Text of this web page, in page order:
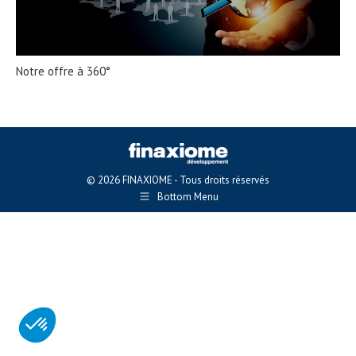
Notre offre à 360°
© 2026 FINAXIOME - Tous droits réservés
Bottom Menu